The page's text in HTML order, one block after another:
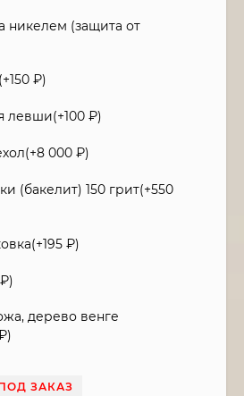
никелем (защита от
150₽)
левши(+100₽)
8 000₽)
(бакелит) 150 грит(+550
195₽)
₽)
дерево венге
)
ЗАКАЗ